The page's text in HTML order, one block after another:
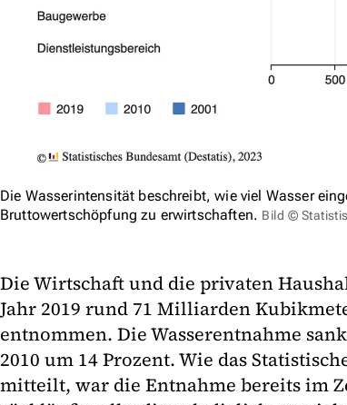
Die Wasserintensität beschreibt, wie viel Wasser
Bruttowertschöpfung zu erwirtschaften. Bild ©
Die Wirtschaft und die privaten
Jahr 2019 rund 71 Milliarden
entnommen. Die Wasserentnahme
2010 um 14 Prozent. Wie das
mitteilt, war die Entnahme bereits im